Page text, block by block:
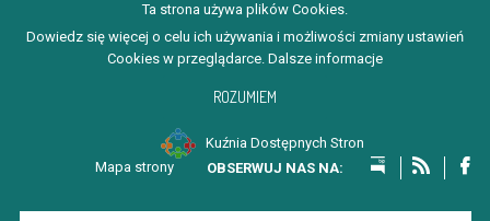
Ta strona używa plików Cookies.
Dowiedz się więcej o celu ich używania i możliwości zmiany ustawień
Cookies w przeglądarce. Dalsze informacje
ROZUMIEM
Kuźnia Dostępnych Stron
Mapa strony